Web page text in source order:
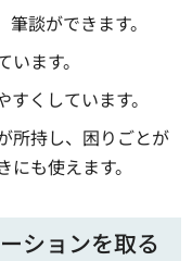
談ができます。
ます。
くしています。
所持し、困りごとが
も使えます。
ションを取る